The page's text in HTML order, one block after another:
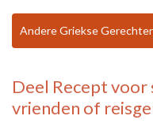
Andere Griekse
Deel Recept voor
vrienden of